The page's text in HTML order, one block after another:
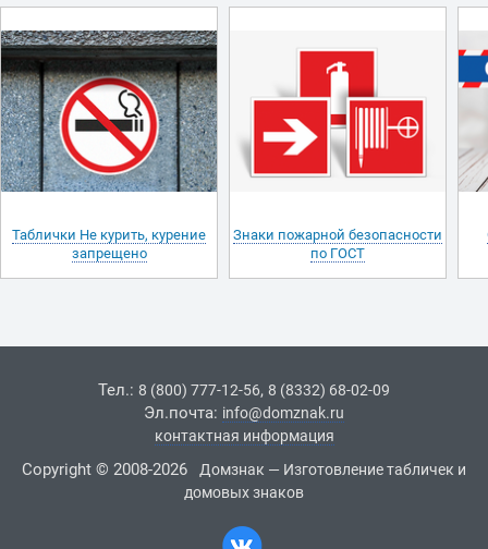
Таблички Не курить, курение
запрещено
Знаки пожарной безопасности
по ГОСТ
Тел.: 8 (800) 777-12-56, 8 (8332) 68-02-09
Эл.почта: info@domznak.ru
контактная информация
Copyright © 2008-2026
Домзнак — Изготовление табличек и
домовых знаков